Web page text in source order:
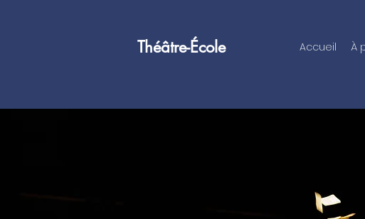
Théâtre-École Accueil À